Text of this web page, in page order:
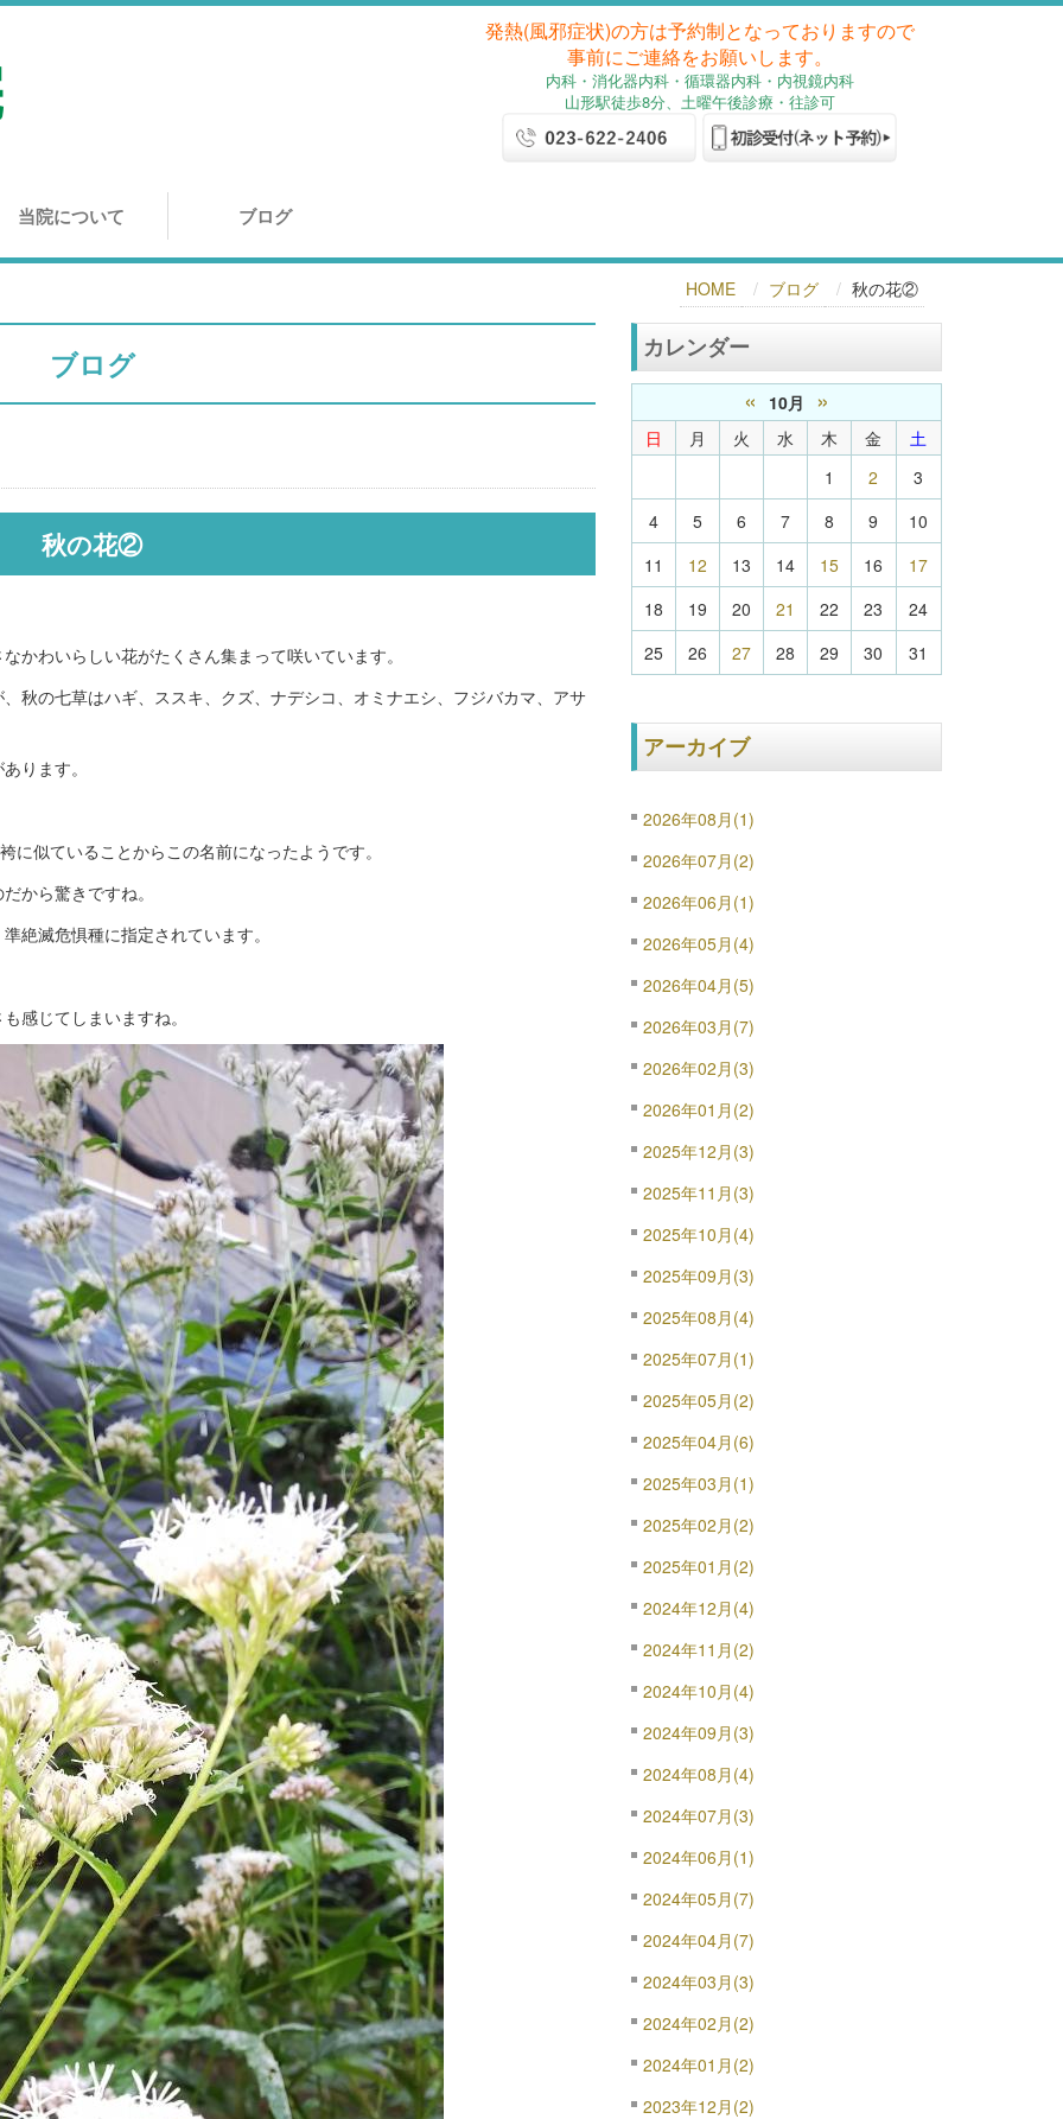
発熱(風邪症状)の方は予約制となっておりますので
事前にご連絡をお願いします。
内科・消化器内科・循環器内科・内視鏡内科
山形駅徒歩8分、土曜午後診療・往診可
当院について ブログ
HOME ブログ 秋の花②
ブログ
秋の花②
かわいらしい花がたくさん集まって咲いています。
秋の七草はハギ、ススキ、クズ、ナデシコ、オミナエシ、フジバカマ、アサ
ります。
似ていることからこの名前になったようです。
から驚きですね。
絶滅危惧種に指定されています。
感じてしまいますね。
カレンダー
« 10月 »
日 月 火 水 木 金
土
1
2
3
4
5 6 7 8 9
10
11
12 13 14 15 16
17
18
19 20 21 22 23
24
25
26 27 28 29 30 31
アーカイブ
2026年08月(1)
2026年07月(2)
2026年06月(1)
2026年05月(4)
2026年04月(5)
2026年03月(7)
2026年02月(3)
2026年01月(2)
2025年12月(3)
2025年11月(3)
2025年10月(4)
2025年09月(3)
2025年08月(4)
2025年07月(1)
2025年05月(2)
2025年04月(6)
2025年03月(1)
2025年02月(2)
2025年01月(2)
2024年12月(4)
2024年11月(2)
2024年10月(4)
2024年09月(3)
2024年08月(4)
2024年07月(3)
2024年06月(1)
2024年05月(7)
2024年04月(7)
2024年03月(3)
2024年02月(2)
2024年01月(2)
2023年12月(2)